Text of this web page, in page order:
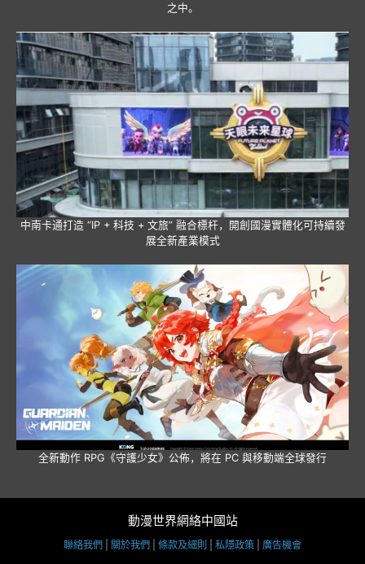
之中。
中南卡通打造 “IP + 科技 + 文旅” 融合標杆，開創國漫實體化可持續發
展全新產業模式
全新動作 RPG《守護少女》公佈，將在 PC 與移動端全球發行
動漫世界網絡中國站
聯絡我們 關於我們 條款及細則 私隱政策 廣告機會